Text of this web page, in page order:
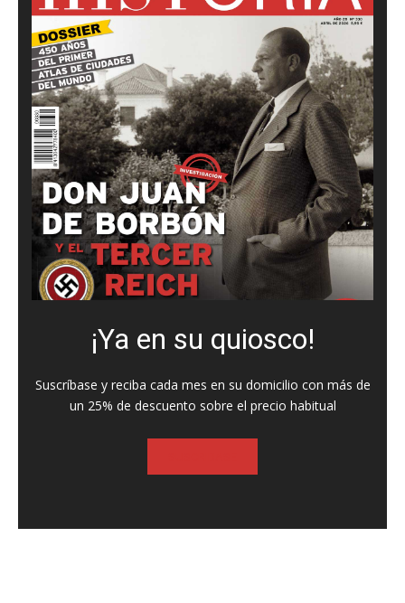
¡Ya en su quiosco!
Suscríbase y reciba cada mes en su domicilio con más de
un 25% de descuento sobre el precio habitual